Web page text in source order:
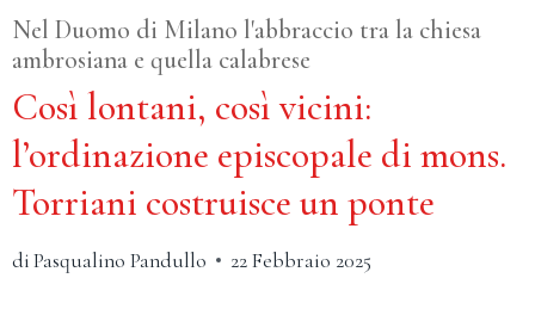
Nel Duomo di Milano l'abbraccio tra la chiesa
ambrosiana e quella calabrese
Così lontani, così vicini:
l’ordinazione episcopale di mons.
Torriani costruisce un ponte
diPasqualino Pandullo 22 Febbraio 2025